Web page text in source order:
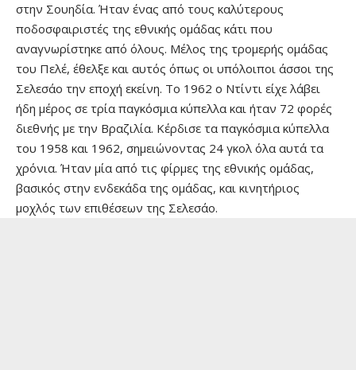
στην Σουηδία. Ήταν ένας από τους καλύτερους
ποδοσφαιριστές της εθνικής ομάδας κάτι που
αναγνωρίστηκε από όλους. Μέλος της τρομερής ομάδας
του Πελέ, έθελξε και αυτός όπως οι υπόλοιποι άσσοι της
Σελεσάο την εποχή εκείνη. Το 1962 ο Ντίντι είχε λάβει
ήδη μέρος σε τρία παγκόσμια κύπελλα και ήταν 72 φορές
διεθνής με την Βραζιλία. Κέρδισε τα παγκόσμια κύπελλα
του 1958 και 1962, σημειώνοντας 24 γκολ όλα αυτά τα
χρόνια. Ήταν μία από τις φίρμες της εθνικής ομάδας,
βασικός στην ενδεκάδα της ομάδας, και κινητήριος
μοχλός των επιθέσεων της Σελεσάο.